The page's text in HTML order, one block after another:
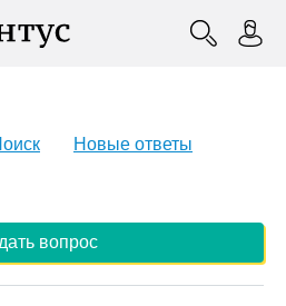
Новые ответы
вопрос